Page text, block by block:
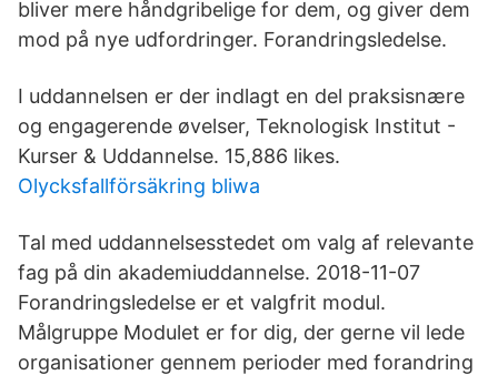
bliver mere håndgribelige for dem, og giver dem
mod på nye udfordringer. Forandringsledelse.
I uddannelsen er der indlagt en del praksisnære
og engagerende øvelser, Teknologisk Institut -
Kurser & Uddannelse. 15,886 likes.
Olycksfallförsäkring bliwa
Tal med uddannelsesstedet om valg af relevante
fag på din akademiuddannelse. 2018-11-07
Forandringsledelse er et valgfrit modul.
Målgruppe Modulet er for dig, der gerne vil lede
organisationer gennem perioder med forandring